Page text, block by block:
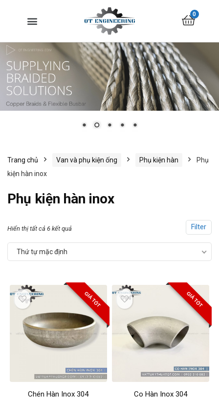
0
Trang chủ Van và phụ kiện ống Phụ kiện hàn
Phụ
kiện hàn inox
Phụ kiện hàn inox
Filter
Hiển thị tất cả 6 kết quả
Thứ tự mặc định
GIÁ TỐT
Chén Hàn Inox 304
GIÁ TỐT
Co Hàn Inox 304